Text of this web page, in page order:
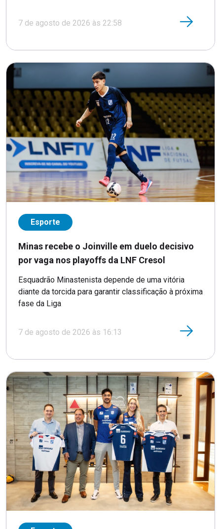
7 de agosto de 2026 às 22:58
Esporte
Minas recebe o Joinville em duelo decisivo
por vaga nos playoffs da LNF Cresol
Esquadrão Minastenista depende de uma vitória
diante da torcida para garantir classificação à próxima
fase da Liga
7 de agosto de 2026 às 16:13